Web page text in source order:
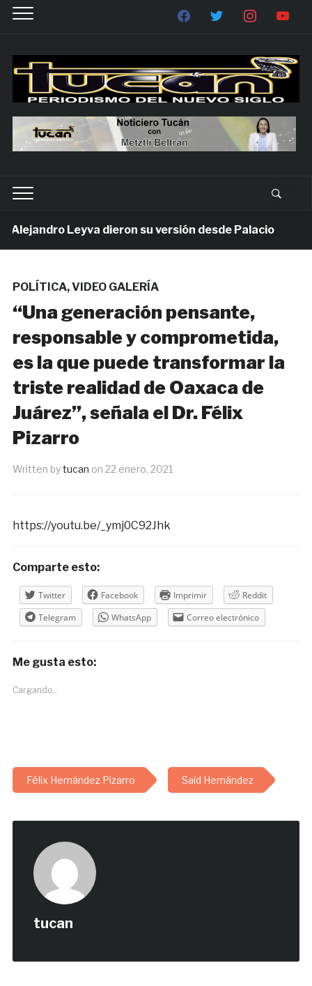
Leyva dieron su versión desde Palacio
POLÍTICA,VIDEO GALERÍA
“Una generación pensante,
responsable y comprometida,
es la que puede transformar la
triste realidad de Oaxaca de
Juárez”, señala el Dr. Félix
Pizarro
Written bytucan on 22 enero, 2021
https://youtu.be/_ymj0C92Jhk
Comparte esto:
Twitter Facebook Imprimir
Reddit
Telegram
WhatsApp Correo electrónico
Me gusta esto:
Cargando...
Félix Hernández Pizarro Said Hernández
tucan